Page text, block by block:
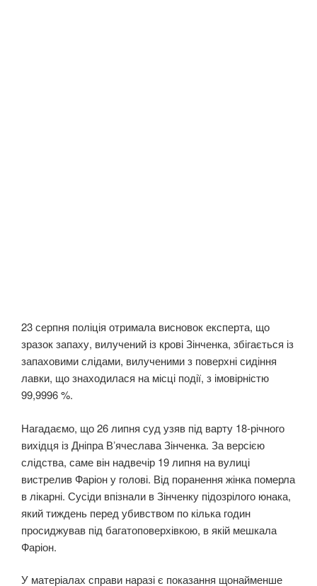
23 серпня поліція отримала висновок експерта, що
зразок запаху, вилучений із крові Зінченка, збігається із
запаховими слідами, вилученими з поверхні сидіння
лавки, що знаходилася на місці події, з імовірністю
99,9996 %.
Нагадаємо, що 26 липня суд узяв під варту 18-річного
вихідця із Дніпра Вʼячеслава Зінченка. За версією
слідства, саме він надвечір 19 липня на вулиці
вистрелив Фаріон у голові. Від поранення жінка померла
в лікарні. Сусіди впізнали в Зінченку підозрілого юнака,
який тиждень перед убивством по кілька годин
просиджував під багатоповерхівкою, в якій мешкала
Фаріон.
У матеріалах справи наразі є показання щонайменше